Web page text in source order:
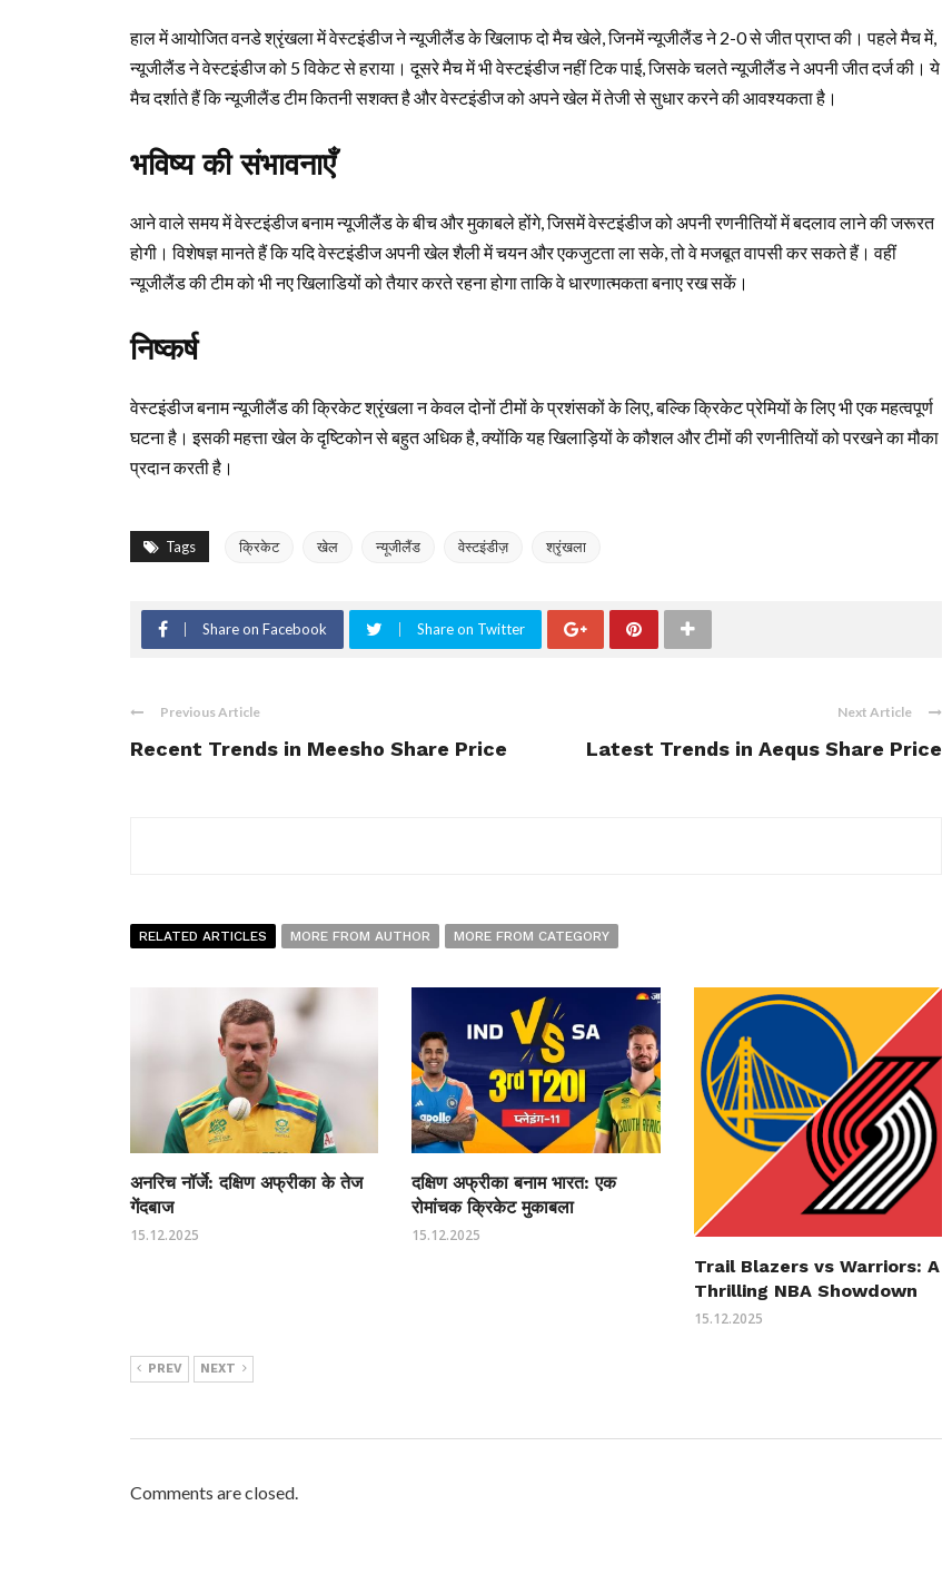
हाल में आयोजित वनडे श्रृंखला में वेस्टइंडीज ने न्यूजीलैंड के खिलाफ दो मैच खेले, जिनमें न्यूजीलैंड ने 2-0 से जीत प्राप्त की। पहले मैच में,
न्यूजीलैंड ने वेस्टइंडीज को 5 विकेट से हराया। दूसरे मैच में भी वेस्टइंडीज नहीं टिक पाई, जिसके चलते न्यूजीलैंड ने अपनी जीत दर्ज की। ये
मैच दर्शाते हैं कि न्यूजीलैंड टीम कितनी सशक्त है और वेस्टइंडीज को अपने खेल में तेजी से सुधार करने की आवश्यकता है।
भविष्य की संभावनाएँ
आने वाले समय में वेस्टइंडीज बनाम न्यूजीलैंड के बीच और मुकाबले होंगे, जिसमें वेस्टइंडीज को अपनी रणनीतियों में बदलाव लाने की जरूरत
होगी। विशेषज्ञ मानते हैं कि यदि वेस्टइंडीज अपनी खेल शैली में चयन और एकजुटता ला सके, तो वे मजबूत वापसी कर सकते हैं। वहीं
न्यूजीलैंड की टीम को भी नए खिलाडियों को तैयार करते रहना होगा ताकि वे धारणात्मकता बनाए रख सकें।
निष्कर्ष
वेस्टइंडीज बनाम न्यूजीलैंड की क्रिकेट श्रृंखला न केवल दोनों टीमों के प्रशंसकों के लिए, बल्कि क्रिकेट प्रेमियों के लिए भी एक महत्वपूर्ण
घटना है। इसकी महत्ता खेल के दृष्टिकोन से बहुत अधिक है, क्योंकि यह खिलाड़ियों के कौशल और टीमों की रणनीतियों को परखने का मौका
प्रदान करती है।
Tags क्रिकेट खेल न्यूजीलैंड वेस्टइंडीज़ श्रृंखला
Share on Facebook Share on Twitter
Previous Article
Recent Trends in Meesho Share Price
Next Article
Latest Trends in Aequs Share Price
RELATED ARTICLES MORE FROM AUTHOR MORE FROM CATEGORY
अनरिच नॉर्जे: दक्षिण अफ्रीका के तेज
गेंदबाज
15.12.2025
दक्षिण अफ्रीका बनाम भारत: एक
रोमांचक क्रिकेट मुकाबला
15.12.2025
Trail Blazers vs Warriors: A
Thrilling NBA Showdown
15.12.2025
PREV NEXT
Comments are closed.